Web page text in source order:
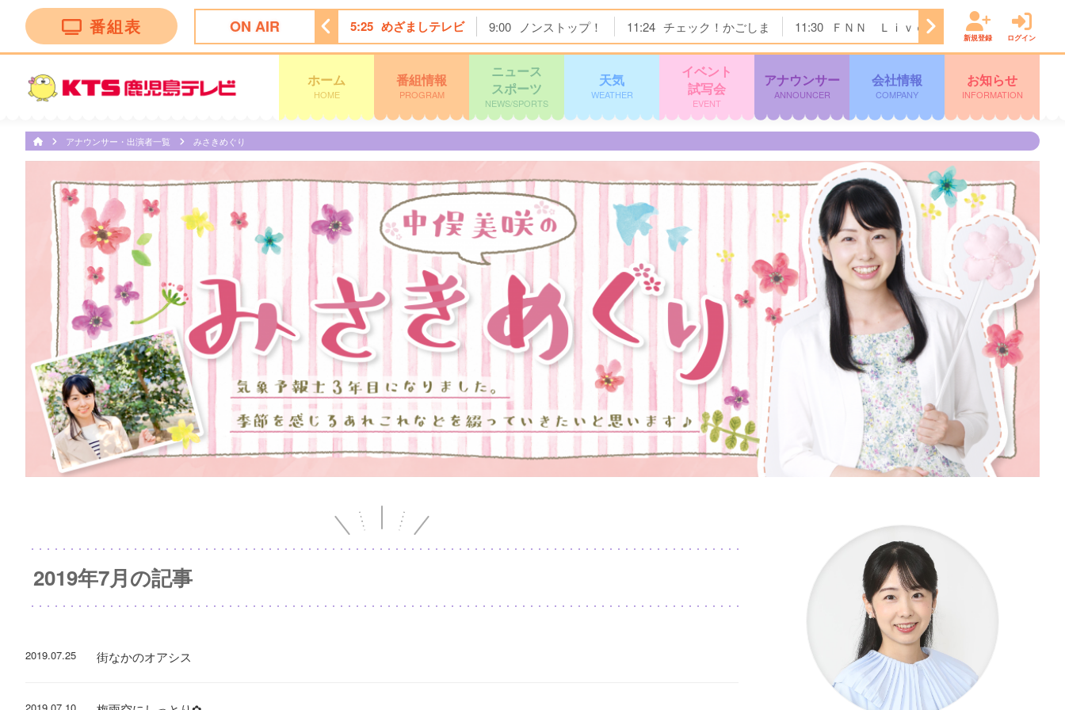
番組表 ON AIR
ピング 4:55 ビタブリッドジャパンテレビショッピング 5:25 めざましテレビ 9:00 ノンストップ！ 11:24 チェック！かごしま 11:30 ＦＮＮ Ｌｉｖｅ Ｎｅｗｓ ｄａｙｓ
新規登録 ログイン
ホーム
HOME
番組情報
PROGRAM
ニュース
スポーツ
NEWS/SPORTS
天気
WEATHER
イベント
試写会
EVENT
アナウンサー
ANNOUNCER
会社情報
COMPANY
お知らせ
INFORMATION
アナウンサー・出演者一覧 みさきめぐり
2019年7月の記事
2019.07.25 街なかのオアシス